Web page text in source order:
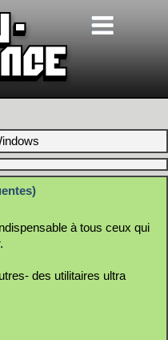
à tous ceux qui
des utilitaires ultra